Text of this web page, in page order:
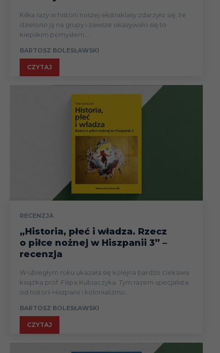
Kilka razy w historii naszej ekstraklasy zdarzyło się, że
dzielono ją na grupy i zawsze okazywało się to
kiepskim pomysłem....
BARTOSZ BOLESŁAWSKI
CZYTAJ
RECENZJA
„Historia, płeć i władza. Rzecz
o piłce nożnej w Hiszpanii 3” –
recenzja
W ubiegłym roku ukazała się kolejna bardzo ciekawa
książka prof. Filipa Kubiaczyka. Tym razem specjalista
od historii Hiszpanii i kolonializmu...
BARTOSZ BOLESŁAWSKI
CZYTAJ